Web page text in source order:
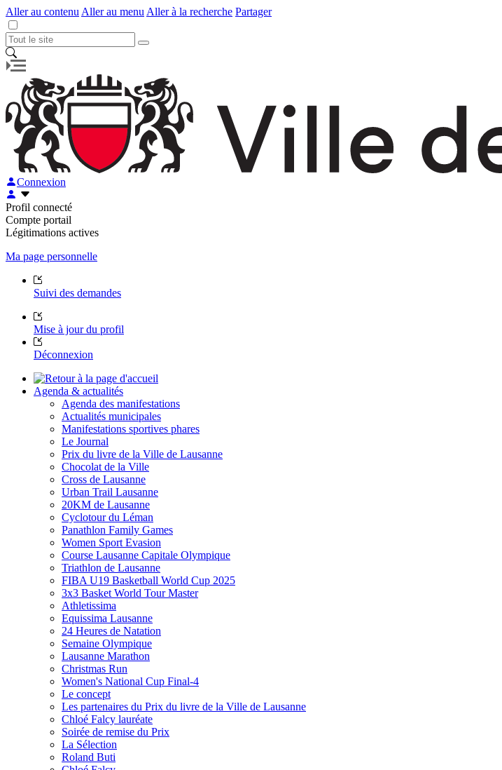
Aller au contenu Aller au menu Aller à la recherche Partager
Connexion
Profil connecté
Compte portail
Légitimations actives
Ma page personnelle
Suivi des demandes
Mise à jour du profil
Déconnexion
Agenda & actualités
Agenda des manifestations
Actualités municipales
Manifestations sportives phares
Le Journal
Prix du livre de la Ville de Lausanne
Chocolat de la Ville
Cross de Lausanne
Urban Trail Lausanne
20KM de Lausanne
Cyclotour du Léman
Panathlon Family Games
Women Sport Evasion
Course Lausanne Capitale Olympique
Triathlon de Lausanne
FIBA U19 Basketball World Cup 2025
3x3 Basket World Tour Master
Athletissima
Equissima Lausanne
24 Heures de Natation
Semaine Olympique
Lausanne Marathon
Christmas Run
Women's National Cup Final-4
Le concept
Les partenaires du Prix du livre de la Ville de Lausanne
Chloé Falcy lauréate
Soirée de remise du Prix
La Sélection
Roland Buti